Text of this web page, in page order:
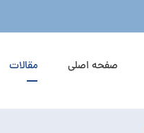
صفحه اصلی مقالات